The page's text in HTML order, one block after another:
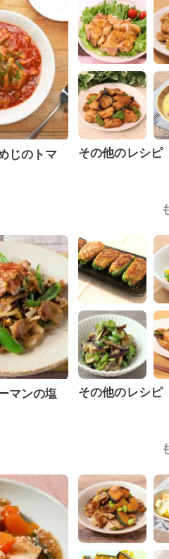
じのトマ
その他のレシピ
マンの塩
その他のレシピ